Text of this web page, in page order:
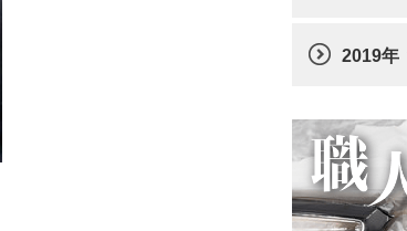
2019年